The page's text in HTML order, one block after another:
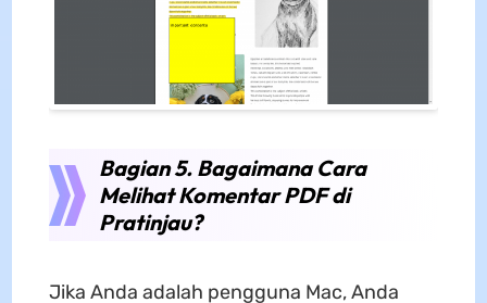
Bagian 5. Bagaimana Cara
Melihat Komentar PDF di
Pratinjau?
Jika Anda adalah pengguna Mac, Anda